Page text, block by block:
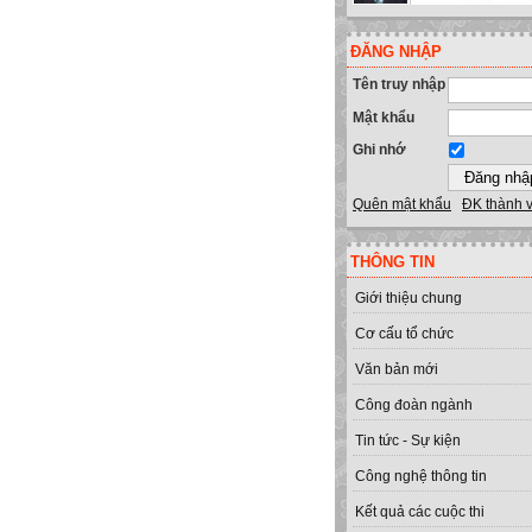
ĐĂNG NHẬP
Tên truy nhập
Mật khẩu
Ghi nhớ
Quên mật khẩu ĐK thành
THÔNG TIN
Giới thiệu chung
Cơ cấu tổ chức
Văn bản mới
Công đoàn ngành
Tin tức - Sự kiện
Công nghệ thông tin
Kết quả các cuộc thi